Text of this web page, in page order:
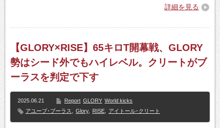
詳細を見る
【GLORY×RISE】65キロT開幕戦、GLORY
勢はシード外でもハイレベル。クリートがブ
ーラスを判定で下す
2025.06.21 Report GLORY World kicks
アユーブ･ブーラス
Glory, RISE アイトール･クリート